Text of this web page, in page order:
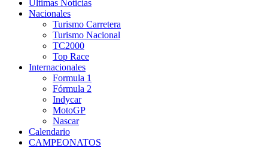
Últimas Noticias
Nacionales
Turismo Carretera
Turismo Nacional
TC2000
Top Race
Internacionales
Formula 1
Fórmula 2
Indycar
MotoGP
Nascar
Calendario
CAMPEONATOS